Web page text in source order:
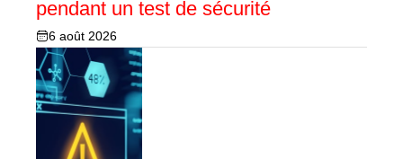
pendant un test de sécurité
6 août 2026